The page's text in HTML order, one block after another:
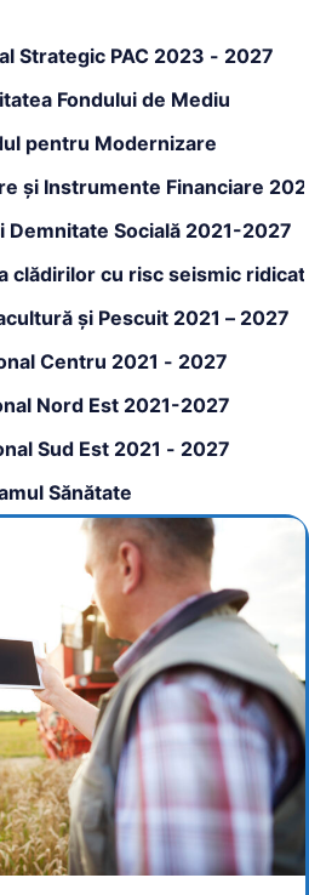
Strategic PAC 2023 - 2027
Fondului de Mediu
pentru Modernizare
și Instrumente Financiare
Demnitate Socială 2021-2027
clădirilor cu risc seismic ridicat
și Pescuit 2021 – 2027
Centru 2021 - 2027
Nord Est 2021-2027
Sud Est 2021 - 2027
Sănătate